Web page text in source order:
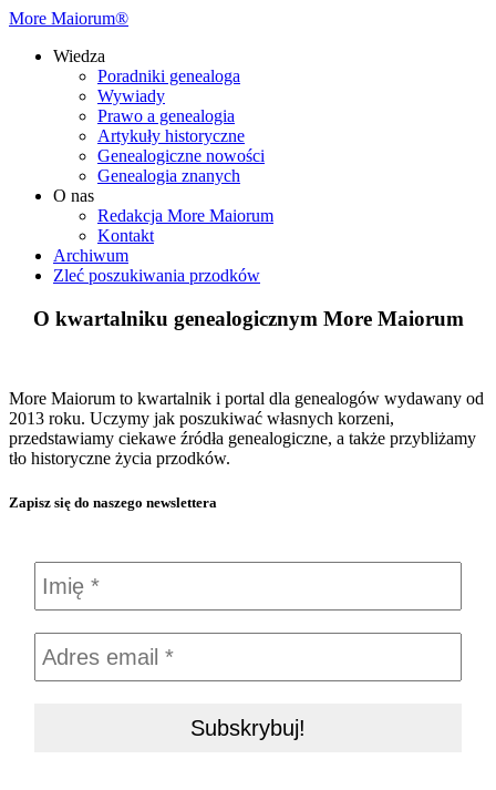
More Maiorum®
Wiedza
Poradniki genealoga
Wywiady
Prawo a genealogia
Artykuły historyczne
Genealogiczne nowości
Genealogia znanych
O nas
Redakcja More Maiorum
Kontakt
Archiwum
Zleć poszukiwania przodków
O kwartalniku genealogicznym More Maiorum
More Maiorum to kwartalnik i portal dla genealogów wydawany od
2013 roku. Uczymy jak poszukiwać własnych korzeni,
przedstawiamy ciekawe źródła genealogiczne, a także przybliżamy
tło historyczne życia przodków.
Zapisz się do naszego newslettera